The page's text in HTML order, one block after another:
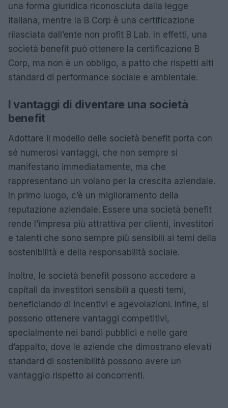
una forma giuridica riconosciuta dalla legge
italiana, mentre la B Corp è una certificazione
rilasciata dall’ente non profit B Lab. In effetti, una
società benefit può ottenere la certificazione B
Corp, ma non è un obbligo, a patto che rispetti alti
standard di performance sociale e ambientale.
I vantaggi di diventare una società
benefit
Adottare il modello delle società benefit porta con
sé numerosi vantaggi, che non sempre si
manifestano immediatamente, ma che
rappresentano un volano per la crescita aziendale.
In primo luogo, c’è un miglioramento della
reputazione aziendale. Essere una società benefit
rende l’impresa più attrattiva per clienti, investitori
e talenti che sono sempre più sensibili ai temi della
sostenibilità e della responsabilità sociale.
Inoltre, le società benefit possono accedere a
capitali da investitori sensibili a questi temi,
beneficiando di incentivi e agevolazioni. Infine, si
possono ottenere vantaggi competitivi,
specialmente nei bandi pubblici e nelle gare
d’appalto, dove le aziende che dimostrano elevati
standard di sostenibilità possono avere un
vantaggio rispetto ai concorrenti.